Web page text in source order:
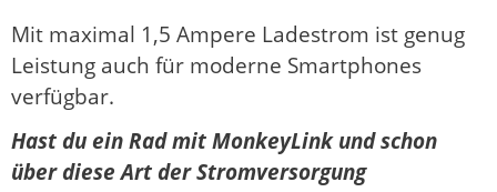
Mit maximal 1,5 Ampere Ladestrom ist genug
Leistung auch für moderne Smartphones
verfügbar.
Hast du ein Rad mit MonkeyLink und schon
über diese Art der Stromversorgung